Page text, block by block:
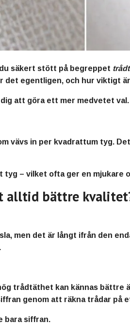
säkert stött på begreppet
det egentligen, och hur viktigt
att göra ett mer medvetet val.
vävs in per kvadrattum tyg.
– vilket ofta ger en mjukare
alltid bättre
men det är långt ifrån den
trådtäthet kan kännas bättre
genom att räkna trådar på
bara siffran.